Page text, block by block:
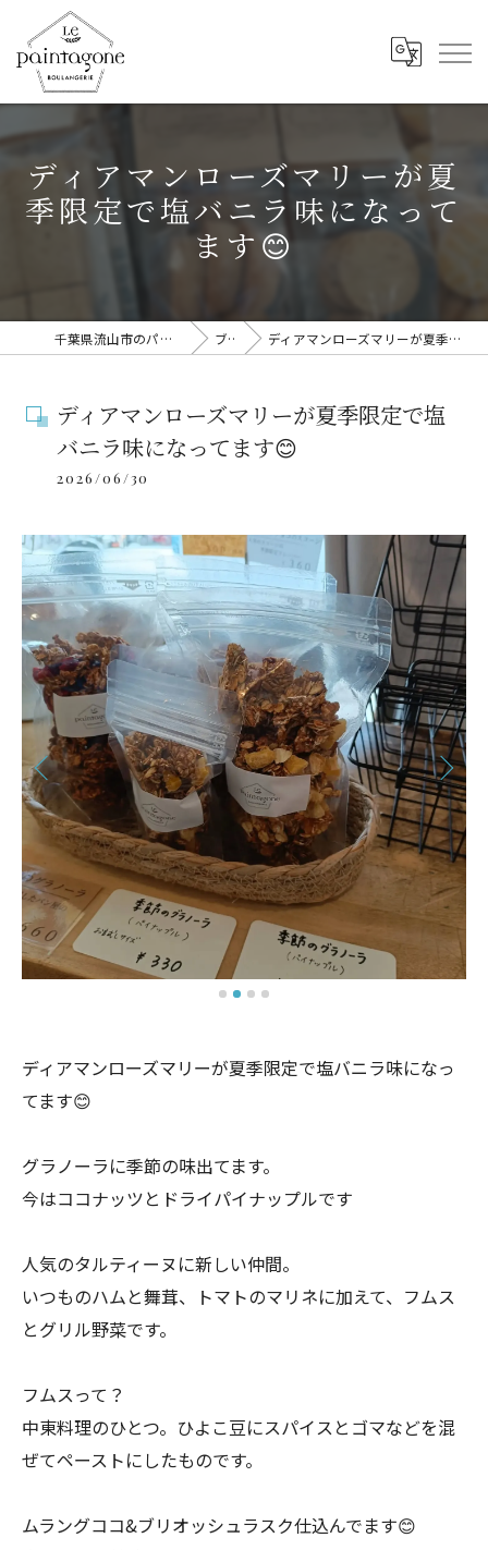
ディアマンローズマリーが夏
季限定で塩バニラ味になって
ます😊
千葉県流山市のパン屋ならLe Paintagone ブログ ディアマンローズマリーが夏季限定で塩バニラ味になってます😊
ディアマンローズマリーが夏季限定で塩
バニラ味になってます😊
2026/06/30
ディアマンローズマリーが夏季限定で塩バニラ味になっ
てます😊
グラノーラに季節の味出てます。
今はココナッツとドライパイナップルです
人気のタルティーヌに新しい仲間。
いつものハムと舞茸、トマトのマリネに加えて、フムス
とグリル野菜です。
フムスって？
中東料理のひとつ。ひよこ豆にスパイスとゴマなどを混
ぜてペーストにしたものです。
ムラングココ&ブリオッシュラスク仕込んでます😊